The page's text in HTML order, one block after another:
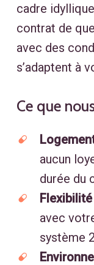
cadre
contrat de
avec des
s’adaptent à
Ce que
aucun
durée du
avec
système